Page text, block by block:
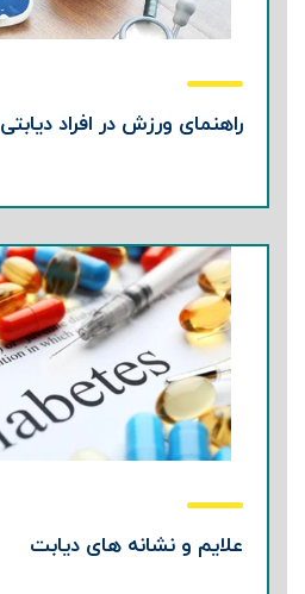
راهنمای ورزش در افراد دیابتی
علایم و نشانه های دیابت